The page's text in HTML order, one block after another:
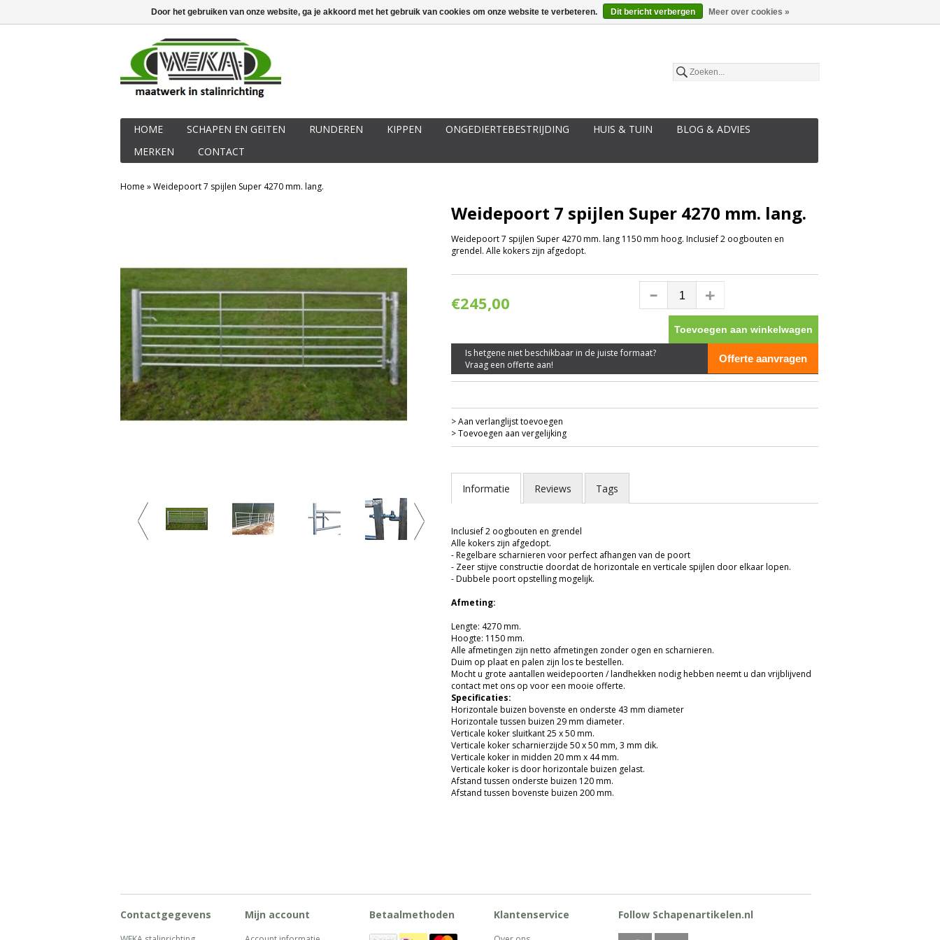
40 jaren ervaring in stalinrichting Inloggen Een account aanmaken Mijn winkelwagen €0,00 Nederlands
€
HOME SCHAPEN EN GEITEN RUNDEREN KIPPEN ONGEDIERTEBESTRIJDING HUIS & TUIN
BLOG & ADVIES
MERKEN
CONTACT
Home »Weidepoort 7 spijlen Super 4270 mm. lang.
Weidepoort 7 spijlen Super 4270 mm. lang.
Weidepoort 7 spijlen Super 4270 mm. lang 1150 mm hoog. Inclusief 2 oogbouten en
grendel. Alle kokers zijn afgedopt.
€245,00
Toevoegen aan winkelwagen
Offerte aanvragen
Is hetgene niet beschikbaar in de juiste formaat?
Vraag een offerte aan!
> Aan verlanglijst toevoegen
> Toevoegen aan vergelijking
Informatie Reviews Tags
Inclusief 2 oogbouten en grendel
Alle kokers zijn afgedopt.
- Regelbare scharnieren voor perfect afhangen van de poort
- Zeer stijve constructie doordat de horizontale en verticale spijlen door elkaar lopen.
- Dubbele poort opstelling mogelijk.
Afmeting:
Lengte: 4270 mm.
Hoogte: 1150 mm.
Alle afmetingen zijn netto afmetingen zonder ogen en scharnieren.
Duim op plaat en palen zijn los te bestellen.
Mocht u grote aantallen weidepoorten / landhekken nodig hebben neemt u dan vrijblijvend
contact met ons op voor een mooie offerte.
Specificaties:
Horizontale buizen bovenste en onderste 43 mm diameter
Horizontale tussen buizen 29 mm diameter.
Verticale koker sluitkant 25 x 50 mm.
Verticale koker scharnierzijde 50 x 50 mm, 3 mm dik.
Verticale koker in midden 20 mm x 44 mm.
Verticale koker is door horizontale buizen gelast.
Afstand tussen onderste buizen 120 mm.
Afstand tussen bovenste buizen 200 mm.
Contactgegevens Mijn account Betaalmethoden Klantenservice Follow Schapenartikelen.nl
Door het gebruiken van onze website, ga je akkoord met het gebruik van cookies om onze website te verbeteren. Dit bericht verbergen Meer over cookies »